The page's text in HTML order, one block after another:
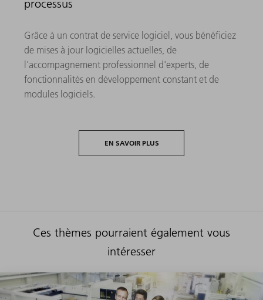
processus
Grâce à un contrat de service logiciel, vous bénéficiez
de mises à jour logicielles actuelles, de
l'accompagnement professionnel d'experts, de
fonctionnalités en développement constant et de
modules logiciels.
EN SAVOIR PLUS
Ces thèmes pourraient également vous
intéresser